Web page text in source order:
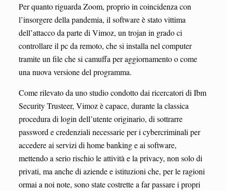
Per quanto riguarda Zoom, proprio in coincidenza con
l’insorgere della pandemia, il software è stato vittima
dell’attacco da parte di Vimoz, un trojan in grado ci
controllare il pc da remoto, che si installa nel computer
tramite un file che si camuffa per aggiornamento o come
una nuova versione del programma.
Come rilevato da uno studio condotto dai ricercatori di Ibm
Security Trusteer, Vimoz è capace, durante la classica
procedura di login dell’utente originario, di sottrarre
password e credenziali necessarie per i cybercriminali per
accedere ai servizi di home banking e ai software,
mettendo a serio rischio le attività e la privacy, non solo di
privati, ma anche di aziende e istituzioni che, per le ragioni
ormai a noi note, sono state costrette a far passare i propri